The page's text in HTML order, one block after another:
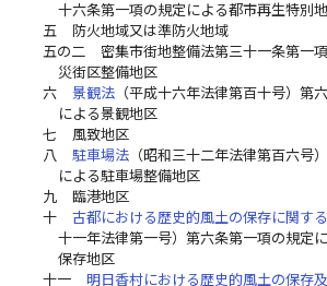
十六条第一項の規定による都市再生特別
五
防火地域又は準防火地域
五の二
密集市街地整備法第三十一条第一
災街区整備地区
六
景観法（平成十六年法律第百十号）第
による景観地区
七
風致地区
八
駐車場法（昭和三十二年法律第百六号
による駐車場整備地区
九
臨港地区
十
古都における歴史的風土の保存に関す
十一年法律第一号）第六条第一項の規定
保存地区
十一
明日香村における歴史的風土の保存